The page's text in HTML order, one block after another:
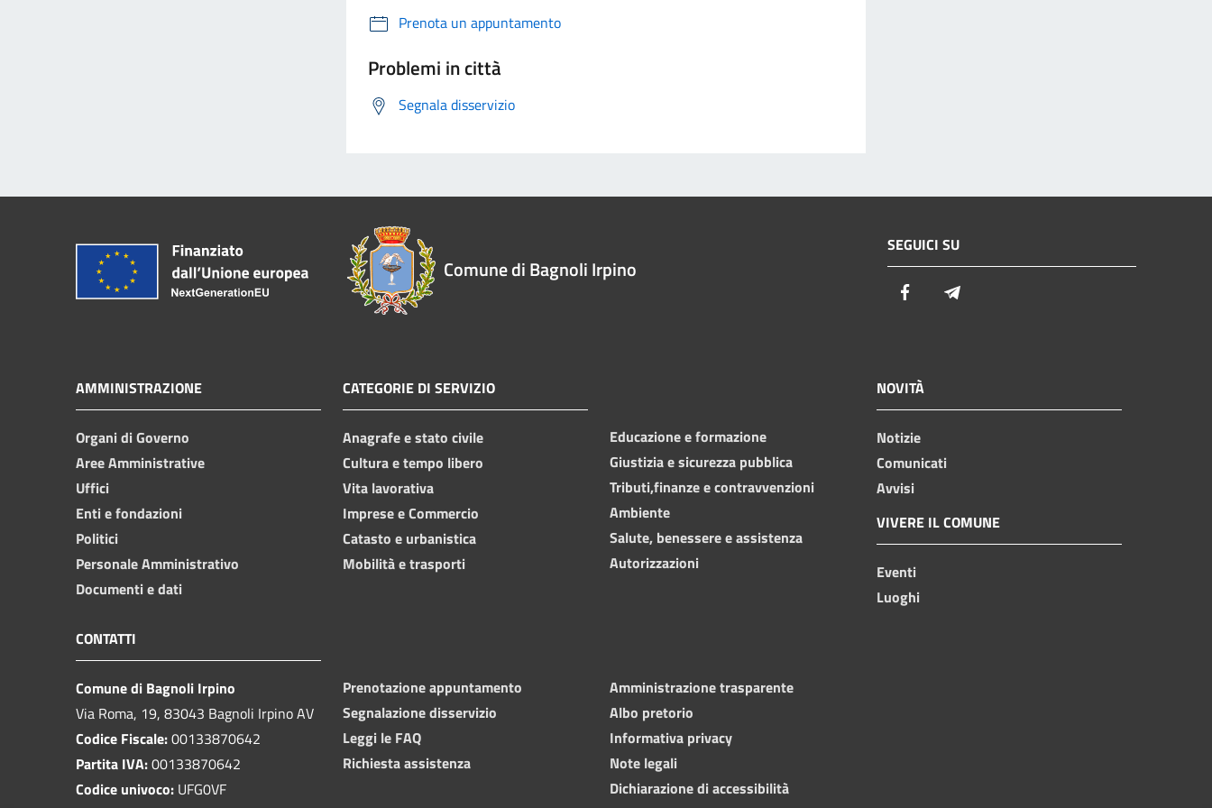
Prenota un appuntamento
Problemi in città
Segnala disservizio
Comune di Bagnoli Irpino
SEGUICI SU
Facebook
AMMINISTRAZIONE
Organi di Governo
Aree Amministrative
Uffici
Enti e fondazioni
Politici
Personale Amministrativo
Documenti e dati
CATEGORIE DI SERVIZIO
Anagrafe e stato civile
Cultura e tempo libero
Vita lavorativa
Imprese e Commercio
Catasto e urbanistica
Mobilità e trasporti
Educazione e formazione
Giustizia e sicurezza pubblica
Tributi,finanze e contravvenzioni
Ambiente
Salute, benessere e assistenza
Autorizzazioni
NOVITÀ
Notizie
Comunicati
Avvisi
VIVERE IL COMUNE
Eventi
Luoghi
CONTATTI
Comune di Bagnoli Irpino
Via Roma, 19, 83043 Bagnoli Irpino AV
Codice Fiscale:00133870642
Partita IVA:00133870642
Codice univoco: UFG0VF
Prenotazione appuntamento
Segnalazione disservizio
Leggi le FAQ
Richiesta assistenza
Amministrazione trasparente
Albo pretorio
Informativa privacy
Note legali
Dichiarazione di accessibilità